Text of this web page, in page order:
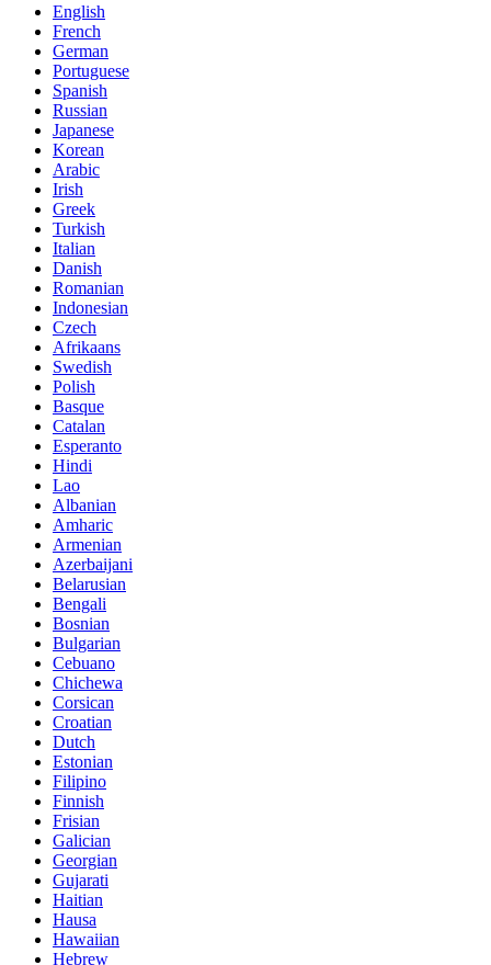
English
French
German
Portuguese
Spanish
Russian
Japanese
Korean
Arabic
Irish
Greek
Turkish
Italian
Danish
Romanian
Indonesian
Czech
Afrikaans
Swedish
Polish
Basque
Catalan
Esperanto
Hindi
Lao
Albanian
Amharic
Armenian
Azerbaijani
Belarusian
Bengali
Bosnian
Bulgarian
Cebuano
Chichewa
Corsican
Croatian
Dutch
Estonian
Filipino
Finnish
Frisian
Galician
Georgian
Gujarati
Haitian
Hausa
Hawaiian
Hebrew